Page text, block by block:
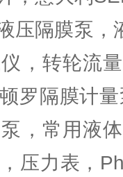
压隔膜泵，
，转轮流
罗隔膜计
，常用液
压力表，